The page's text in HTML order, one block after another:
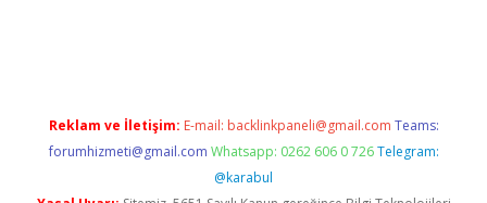
Reklam ve İletişim: E-mail: backlinkpaneli@gmail.com Teams:
forumhizmeti@gmail.com Whatsapp: 0262 606 0 726 Telegram:
@karabul